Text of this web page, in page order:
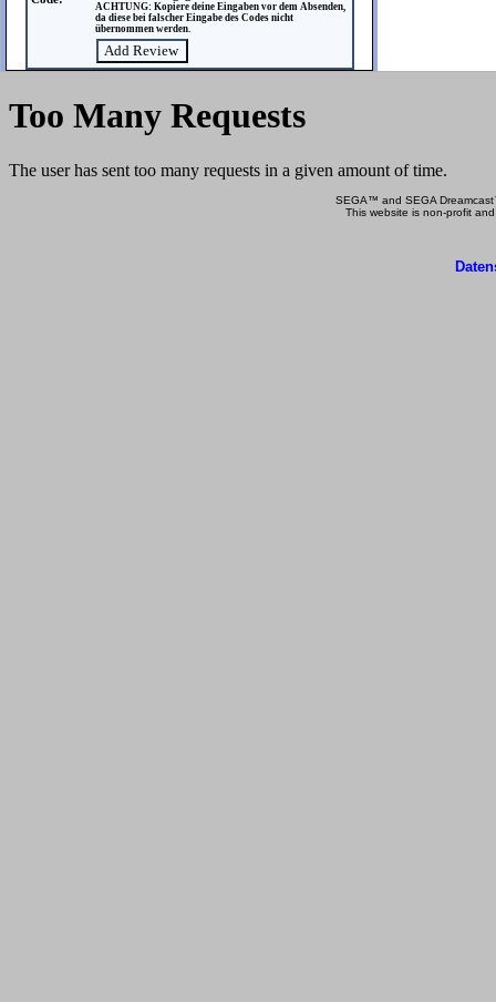
ACHTUNG: Kopiere deine Eingaben vor dem Absenden,
da diese bei falscher Eingabe des Codes nicht
übernommen werden.
SEGA™ and SEGA
This website is non-profit